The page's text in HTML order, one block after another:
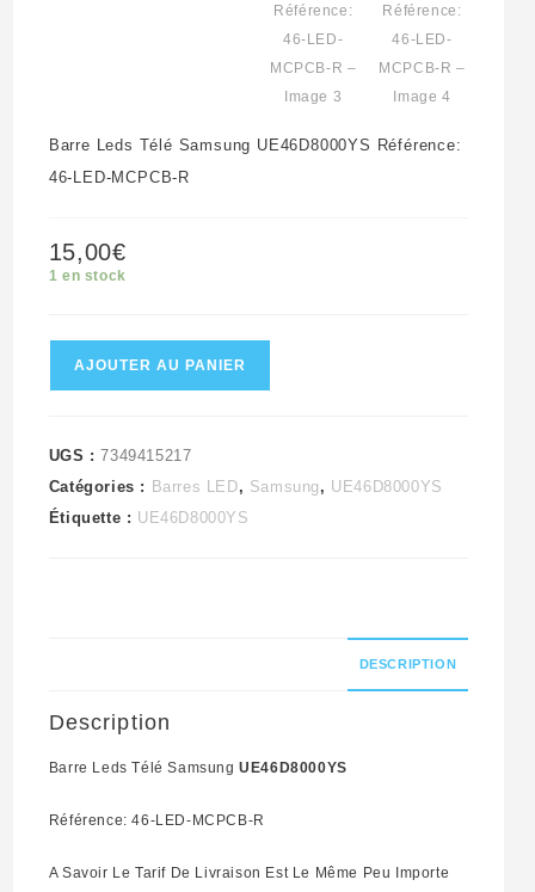
Barre Leds Télé Samsung UE46D8000YS Référence:
46-LED-MCPCB-R
15,00€
1 en stock
de
Leds
Télé
Samsung
R
AJOUTER AU PANIER
UGS :7349415217
Catégories : Barres LED, Samsung, UE46D8000YS
Étiquette : UE46D8000YS
DESCRIPTION
Description
Barre Leds Télé SamsungUE46D8000YS
Référence: 46-LED-MCPCB-R
A Savoir Le Tarif De Livraison Est Le Même Peu Importe